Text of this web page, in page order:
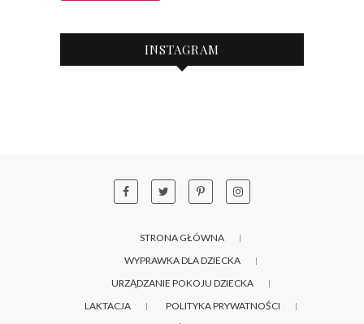
INSTAGRAM
STRONA GŁÓWNA
WYPRAWKA DLA DZIECKA
URZĄDZANIE POKOJU DZIECKA
LAKTACJA
POLITYKA PRYWATNOŚCI